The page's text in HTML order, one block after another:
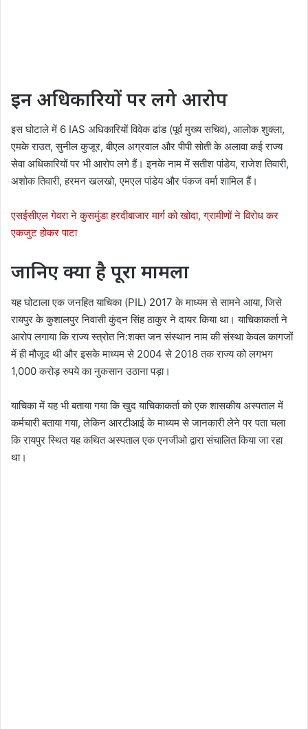
इन अधिकारियों पर लगे आरोप
इस घोटाले में 6 IAS अधिकारियों विवेक ढांड (पूर्व मुख्य सचिव), आलोक शुक्ला,
एमके राउत, सुनील कुजूर, बीएल अग्रवाल और पीपी सोती के अलावा कई राज्य
सेवा अधिकारियों पर भी आरोप लगे हैं। इनके नाम में सतीश पांडेय, राजेश तिवारी,
अशोक तिवारी, हरमन खलखो, एमएल पांडेय और पंकज वर्मा शामिल हैं।
एसईसीएल गेवरा ने कुसमुंडा हरदीबाजार मार्ग को खोदा, ग्रामीणों ने विरोध कर
एकजुट होकर पाटा
जानिए क्या है पूरा मामला
यह घोटाला एक जनहित याचिका (PIL) 2017 के माध्यम से सामने आया, जिसे
रायपुर के कुशालपुर निवासी कुंदन सिंह ठाकुर ने दायर किया था। याचिकाकर्ता ने
आरोप लगाया कि राज्य स्त्रोत नि:शक्त जन संस्थान नाम की संस्था केवल कागजों
में ही मौजूद थी और इसके माध्यम से 2004 से 2018 तक राज्य को लगभग
1,000 करोड़ रुपये का नुकसान उठाना पड़ा।
याचिका में यह भी बताया गया कि खुद याचिकाकर्ता को एक शासकीय अस्पताल में
कर्मचारी बताया गया, लेकिन आरटीआई के माध्यम से जानकारी लेने पर पता चला
कि रायपुर स्थित यह कथित अस्पताल एक एनजीओ द्वारा संचालित किया जा रहा
था।